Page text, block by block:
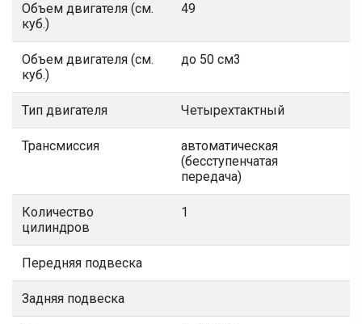
Объем двигателя (см.
куб.)
49
Объем двигателя (см.
куб.)
до 50 см3
Тип двигателя Четырехтактный
Трансмиссия
автоматическая
(бесступенчатая
передача)
Количество
цилиндров
1
Передняя подвеска
Задняя подвеска